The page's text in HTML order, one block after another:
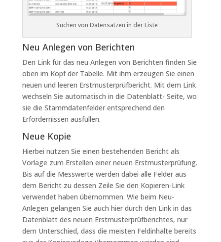
Suchen von Datensätzen in der Liste
Neu Anlegen von Berichten
Den Link für das neu Anlegen von Berichten finden Sie
oben im Kopf der Tabelle. Mit ihm erzeugen Sie einen
neuen und leeren Erstmusterprüfbericht. Mit dem Link
wechseln Sie automatisch in die Datenblatt- Seite, wo
sie die Stammdatenfelder entsprechend den
Erfordernissen ausfüllen.
Neue Kopie
Hierbei nutzen Sie einen bestehenden Bericht als
Vorlage zum Erstellen einer neuen Erstmusterprüfung.
Bis auf die Messwerte werden dabei alle Felder aus
dem Bericht zu dessen Zeile Sie den Kopieren-Link
verwendet haben übernommen. Wie beim Neu-
Anlegen gelangen Sie auch hier durch den Link in das
Datenblatt des neuen Erstmusterprüfberichtes, nur
dem Unterschied, dass die meisten Feldinhalte bereits